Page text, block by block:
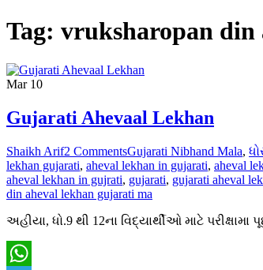
Tag: vruksharopan din
Mar 10
Gujarati Ahevaal Lekhan
Shaikh Arif2 CommentsGujarati Nibhand Mala,
lekhan gujarati, aheval lekhan in gujarati, aheval
aheval lekhan in gujrati, gujarati, gujarati aheval
din aheval lekhan gujarati ma
અહીયા, ધો.9 થી 12ના વિદ્યાર્થીઓ માટે